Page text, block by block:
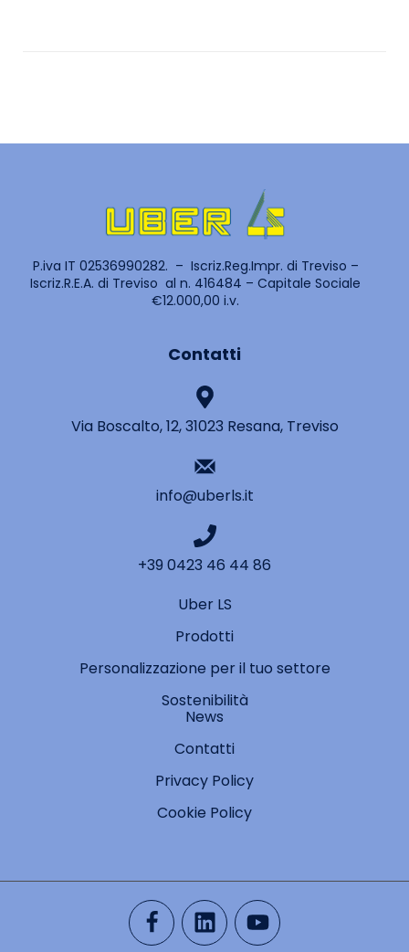
P.iva IT 02536990282. – Iscriz.Reg.Impr. di Treviso –
Iscriz.R.E.A. di Treviso al n. 416484 – Capitale Sociale
€12.000,00 i.v.
Contatti
Via Boscalto, 12, 31023 Resana, Treviso
info@uberls.it
+39 0423 46 44 86
Uber LS
Prodotti
Personalizzazione per il tuo settore
Sostenibilità
News
Contatti
Privacy Policy
Cookie Policy